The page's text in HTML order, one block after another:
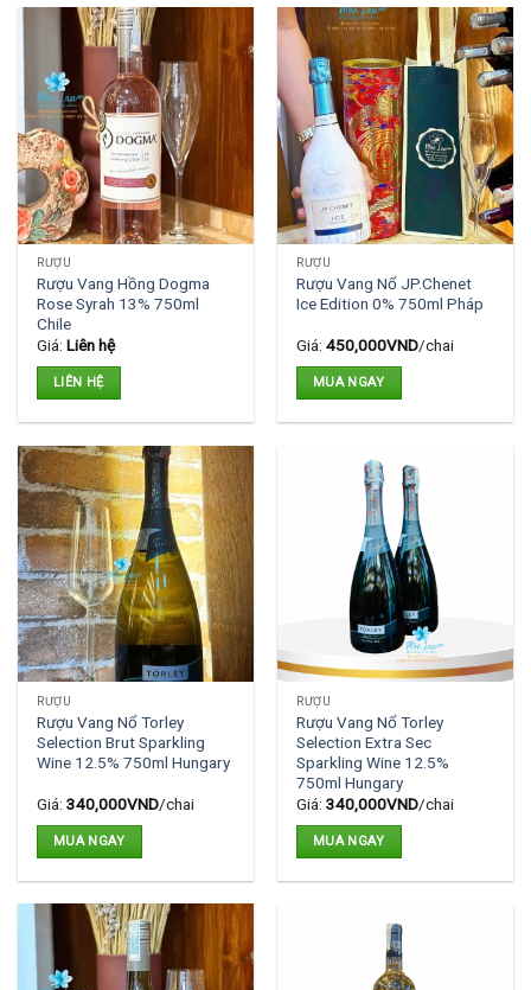
RƯỢU
Rượu Vang Hồng Dogma
Rose Syrah 13% 750ml
Chile
Giá: Liên hệ
LIÊN HỆ
RƯỢU
Rượu Vang Nổ JP.Chenet
Ice Edition 0% 750ml Pháp
Giá: 450,000VND/chai
MUA NGAY
RƯỢU
Rượu Vang Nổ Torley
Selection Brut Sparkling
Wine 12.5% 750ml Hungary
Giá: 340,000VND/chai
MUA NGAY
RƯỢU
Rượu Vang Nổ Torley
Selection Extra Sec
Sparkling Wine 12.5%
750ml Hungary
Giá: 340,000VND/chai
MUA NGAY